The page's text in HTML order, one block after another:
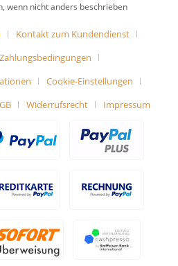
wenn nicht anders beschrieben
Kontakt zum Kundendienst
Cookie-Einstellungen
Widerrufsrecht Impressum